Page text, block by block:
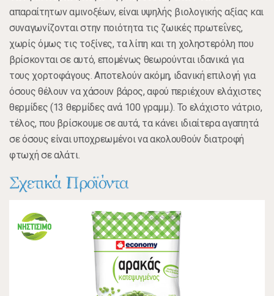
απαραίτητων αμινοξέων, είναι υψηλής βιολογικής αξίας και
συναγωνίζονται στην ποιότητα τις ζωικές πρωτεΐνες,
χωρίς όμως τις τοξίνες, τα λίπη και τη χοληστερόλη που
βρίσκονται σε αυτό, επομένως θεωρούνται ιδανικά για
τους χορτοφάγους. Αποτελούν ακόμη, ιδανική επιλογή για
όσους θέλουν να χάσουν βάρος, αφού περιέχουν ελάχιστες
θερμίδες (13 θερμίδες ανά 100 γραμμ.). Το ελάχιστο νάτριο,
τέλος, που βρίσκουμε σε αυτά, τα κάνει ιδιαίτερα αγαπητά
σε όσους είναι υποχρεωμένοι να ακολουθούν διατροφή
φτωχή σε αλάτι.
Σχετικά Προϊόντα